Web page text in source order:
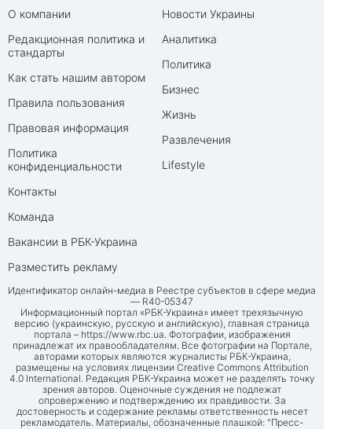
О компании
Редакционная политика и
стандарты
Как стать нашим автором
Правила пользования
Правовая информация
Политика
конфиденциальности
Контакты
Команда
Вакансии в РБК-Украина
Разместить рекламу
Новости Украины
Аналитика
Политика
Бизнес
Жизнь
Развлечения
Lifestyle
Идентификатор онлайн-медиа в Реестре субъектов в сфере медиа
— R40-05347
Информационный портал «РБК-Украина» имеет трехязычную
версию (украинскую, русскую и английскую), главная страница
портала – https://www.rbc.ua. Фотографии, изображения
принадлежат их правообладателям. Все фотографии на Портале,
авторами которых являются журналисты РБК-Украина,
размещены на условиях лицензии Creative Commons Attribution
4.0 International. Редакция РБК-Украина может не разделять точку
зрения авторов. Оценочные суждения не подлежат
опровержению и подтверждению их правдивости. За
достоверность и содержание рекламы ответственность несет
рекламодатель. Материалы, обозначенные плашкой: "Пресс-